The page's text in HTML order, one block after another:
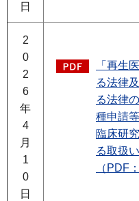
日
2
0
2
6
年
4
月
1
0
日
「再生
る法律
る法律
種申請
臨床研
る取扱
（PDF